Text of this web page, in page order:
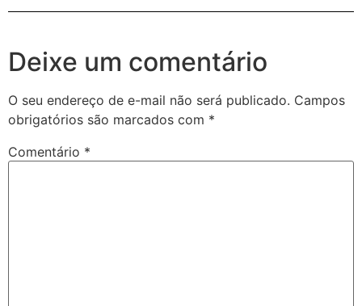
Deixe um comentário
O seu endereço de e-mail não será publicado. Campos
obrigatórios são marcados com *
Comentário *